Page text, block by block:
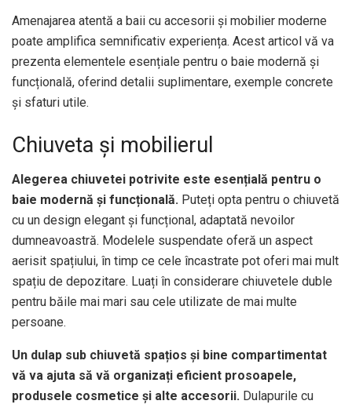
Amenajarea atentă a baii cu accesorii și mobilier moderne
poate amplifica semnificativ experiența. Acest articol vă va
prezenta elementele esențiale pentru o baie modernă și
funcțională, oferind detalii suplimentare, exemple concrete
și sfaturi utile.
Chiuveta și mobilierul
Alegerea chiuvetei potrivite este esențială pentru o
baie modernă și funcțională. Puteți opta pentru o chiuvetă
cu un design elegant și funcțional, adaptată nevoilor
dumneavoastră. Modelele suspendate oferă un aspect
aerisit spațiului, în timp ce cele încastrate pot oferi mai mult
spațiu de depozitare. Luați în considerare chiuvetele duble
pentru băile mai mari sau cele utilizate de mai multe
persoane.
Un dulap sub chiuvetă spațios și bine compartimentat
vă va ajuta să vă organizați eficient prosoapele,
produsele cosmetice și alte accesorii. Dulapurile cu